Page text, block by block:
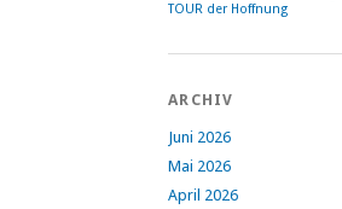
TOUR der Hoffnung
ARCHIV
Juni 2026
Mai 2026
April 2026